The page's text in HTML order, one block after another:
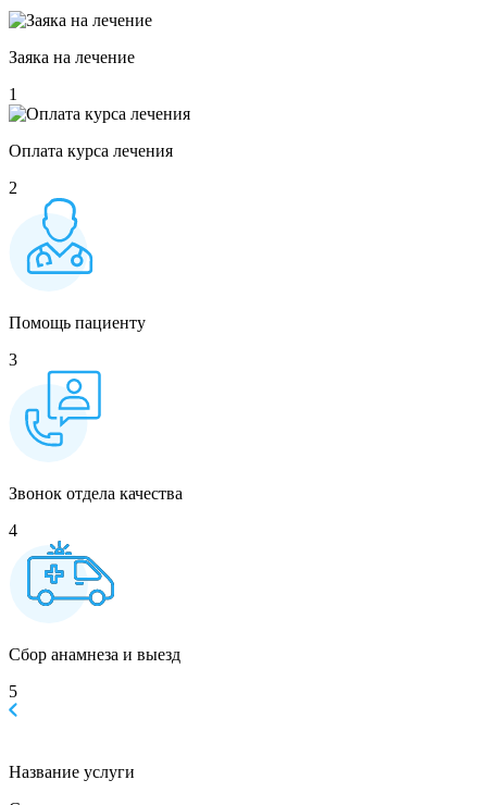
Заяка на лечение
1
Оплата курса лечения
2
Помощь пациенту
3
Звонок отдела качества
4
Сбор анамнеза и выезд
5
Название услуги